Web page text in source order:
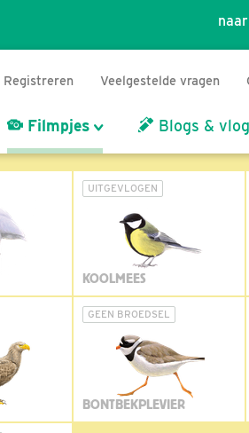
Registreren Veelgestelde vragen
Filmpjes Blogs &
UITGEVLOGEN
KOOLMEES
GEEN BROEDSEL
BONTBEKPLEVIER